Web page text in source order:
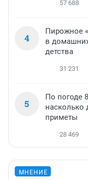
57 688
4
Пирожное
в
детства
31 231
5
По погоде
приметы
28 469
МНЕНИЕ